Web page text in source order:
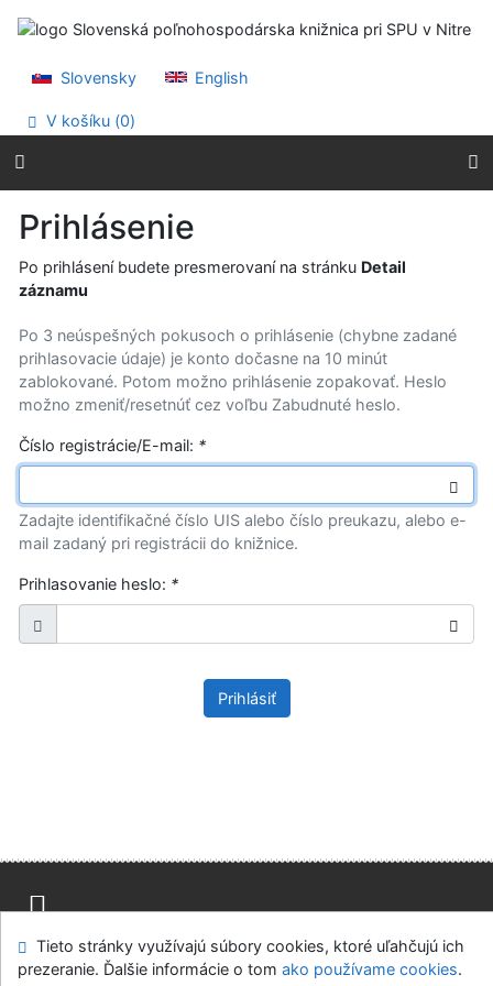
Prejsť na menu
Slovensky
English
V košíku (0)
Prihlásenie
Po prihlásení budete presmerovaní na stránku Detail
záznamu
Po 3 neúspešných pokusoch o prihlásenie (chybne zadané
prihlasovacie údaje) je konto dočasne na 10 minút
zablokované. Potom možno prihlásenie zopakovať. Heslo
možno zmeniť/resetnúť cez voľbu Zabudnuté heslo.
Číslo registrácie/E-mail: *
Zadajte identifikačné číslo UIS alebo číslo preukazu, alebo e-
mail zadaný pri registrácii do knižnice.
Prihlasovanie heslo: *
Prihlásiť
Mapa stránok Prístupnosť
Súkromie
Modul OpenSearch
Napíšte nám Nastavenie cookies
Tieto stránky využívajú súbory cookies, ktoré uľahčujú ich
prezeranie. Ďalšie informácie o tom ako používame cookies.